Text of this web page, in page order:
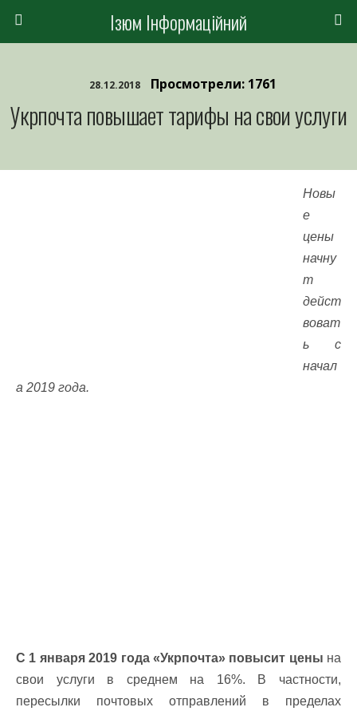
Ізюм Інформаційний
28.12.2018 Просмотрели: 1761
Укрпочта повышает тарифы на свои услуги
Новы
е
цены
начну
т
дейст
воват
ь с
начал
а 2019 года.
С 1 января 2019 года «Укрпочта» повысит цены на
свои услуги в среднем на 16%. В частности,
пересылки почтовых отправлений в пределах